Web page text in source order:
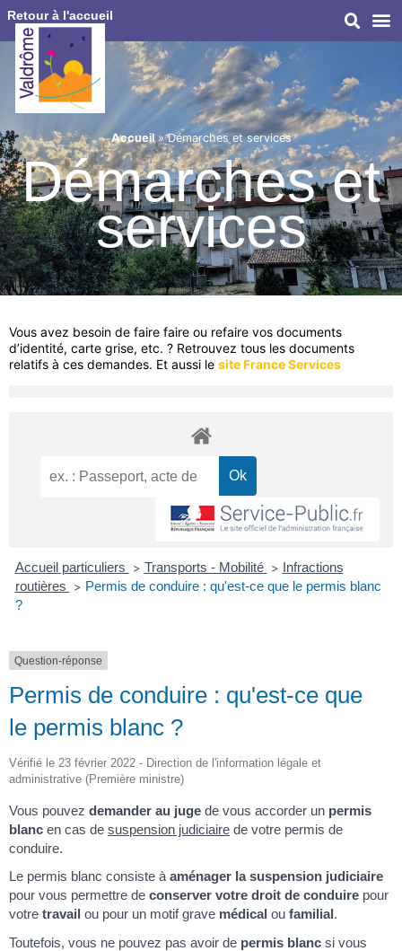
Retour à l'accueil
Accueil»Démarches et services
Démarches et
services
Vous avez besoin de faire faire ou refaire vos documents
d’identité, carte grise, etc. ? Retrouvez tous les documents
relatifs à ces demandes. Et aussi le site France Services
Accueil particuliers > Transports - Mobilité > Infractions
routières
> Permis de conduire : qu'est-ce que le permis blanc
?
Question-réponse
Permis de conduire : qu'est-ce que
le permis blanc ?
Vérifié le 23 février 2022 - Direction de l'information légale et
administrative (Première ministre)
Vous pouvez demander au juge de vous accorder un permis
blanc en cas de suspension judiciaire de votre permis de
conduire.
Le permis blanc consiste à aménager la suspension judiciaire
pour vous permettre de conserver votre droit de conduire pour
votre travail ou pour un motif grave médical ou familial.
Toutefois, vous ne pouvez pas avoir de permis blanc si vous